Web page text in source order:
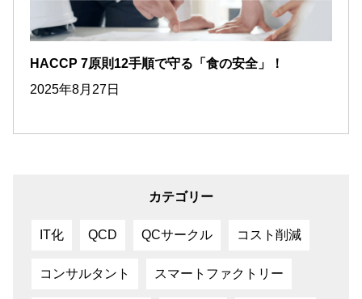
HACCP 7原則12手順で守る「食の安全」！
2025年8月27日
カテゴリー
IT化 QCD QCサークル コスト削減
コンサルタント スマートファクトリー